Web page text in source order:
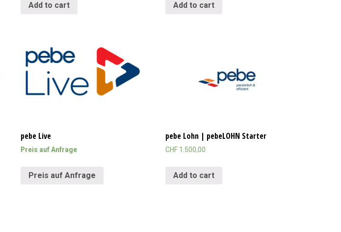
Add to cart Add to cart
pebe Live
Preis auf Anfrage
Preis auf Anfrage
pebe Lohn | pebeLOHN Starter
CHF 1.500,00
Add to cart